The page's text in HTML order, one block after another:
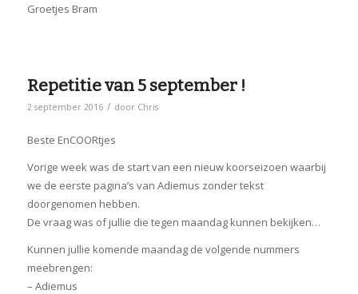
Groetjes Bram
Repetitie van 5 september !
2 september 2016 / door Chris
Beste EnCOORtjes
Vorige week was de start van een nieuw koorseizoen waarbij
we de eerste pagina’s van Adiemus zonder tekst
doorgenomen hebben.
De vraag was of jullie die tegen maandag kunnen bekijken…
Kunnen jullie komende maandag de volgende nummers
meebrengen:
– Adiemus